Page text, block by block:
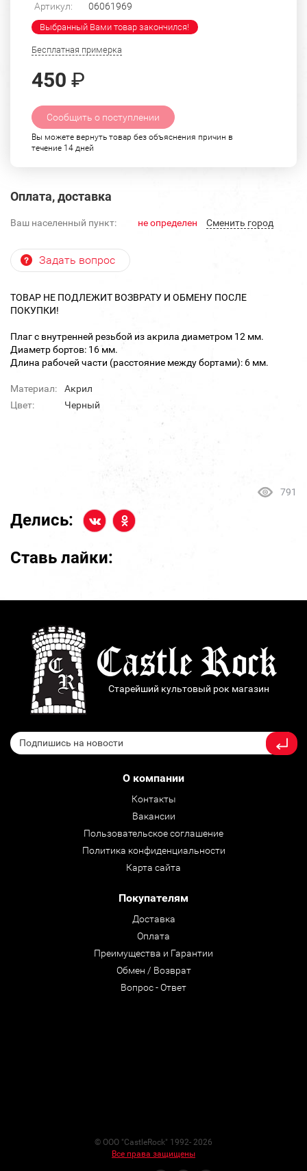
Артикул: 06061969
Выбранный Вами товар закончился!
Бесплатная примерка
450 ₽
Сообщить о поступлении
Вы можете вернуть товар без объяснения причин в
течение 14 дней
Оплата, доставка
Ваш населенный пункт: не определен Cменить город
Задать вопрос
ТОВАР НЕ ПОДЛЕЖИТ ВОЗВРАТУ И ОБМЕНУ ПОСЛЕ
ПОКУПКИ!
Плаг с внутренней резьбой из акрила диаметром 12 мм.
Диаметр бортов: 16 мм.
Длина рабочей части (расстояние между бортами): 6 мм.
Материал:
Акрил
Цвет:
Черный
791
Делись:
Ставь лайки:
Старейший культовый рок магазин
О компании
Контакты
Вакансии
Пользовательское соглашение
Политика конфиденциальности
Карта сайта
Покупателям
Доставка
Оплата
Преимущества и Гарантии
Обмен / Возврат
Вопрос - Ответ
© ООО "CastleRock" 1992- 2026
Все права защищены